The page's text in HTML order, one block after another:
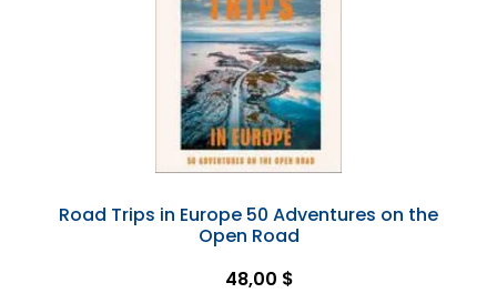
Road Trips in Europe 50 Adventures on the
Open Road
48,00 $